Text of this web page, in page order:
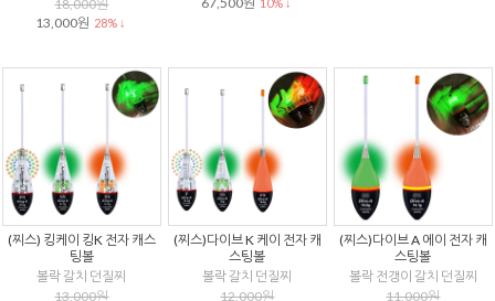
18,000원
13,000원 28% ↓
(찌스) 킹케이 킹K 전자 캐스
팅볼
볼락 갈치 던질찌
13,000원
(찌스)다이브 K 케이 전자 캐
스팅볼
볼락 갈치 던질찌
12,000원
(찌스)다이브 A 에이 전자 캐
스팅볼
볼락 전갱이 갈치 던질찌
11,000원